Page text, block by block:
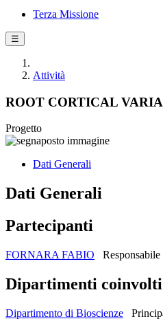
Terza Missione
☰
Attività
ROOT CORTICAL
Progetto
Dati Generali
Dati Generali
Partecipanti
FORNARA FABIO
Dipartimenti coinvolti
Dipartimento di Bioscienze